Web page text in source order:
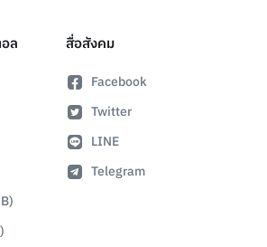
ล สื่อสังคม
Facebook
Twitter
LINE
Telegram